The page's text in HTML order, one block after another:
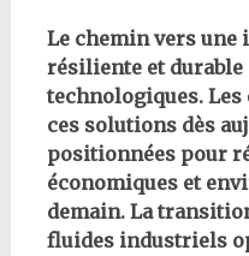
Le chemin vers une
résiliente et durable
technologiques.
ces solutions dès
positionnées pour
économiques et
demain. La
fluides industriels